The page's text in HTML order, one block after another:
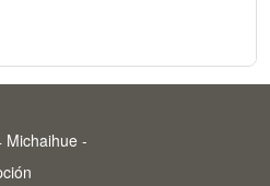
Michaihue -